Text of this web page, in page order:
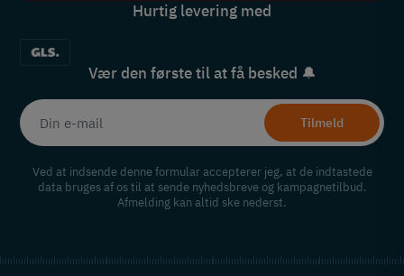
Hurtig levering med
Vær den første til at få besked 🔔
Tilmeld
Ved at indsende denne formular accepterer jeg, at de indtastede
data bruges af os til at sende nyhedsbreve og kampagnetilbud.
Afmelding kan altid ske nederst.